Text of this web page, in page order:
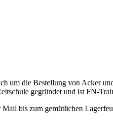
die Bestellung von Acker
gegründet und ist FN-
bis zum gemütlichen